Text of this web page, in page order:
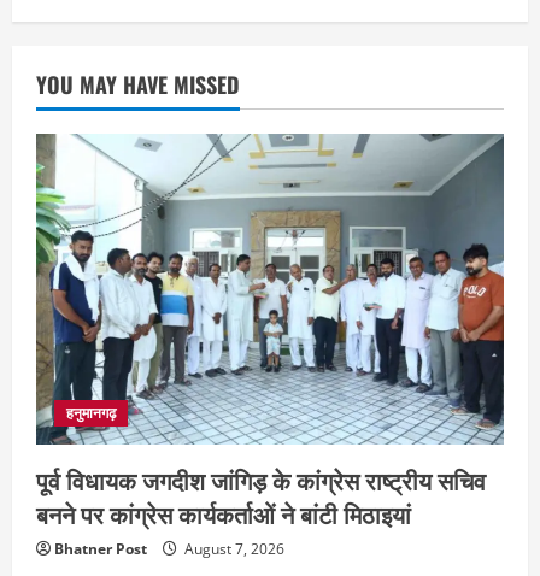
YOU MAY HAVE MISSED
हनुमानगढ़
पूर्व विधायक जगदीश जांगिड़ के कांग्रेस राष्ट्रीय सचिव
बनने पर कांग्रेस कार्यकर्ताओं ने बांटी मिठाइयां
Bhatner Post August 7, 2026